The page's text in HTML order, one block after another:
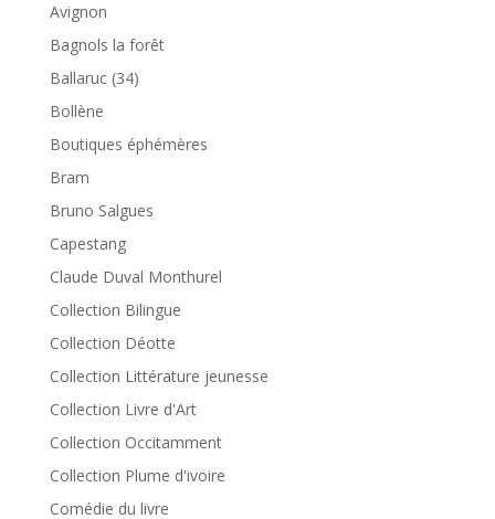
Avignon
Bagnols la forêt
Ballaruc (34)
Bollène
Boutiques éphémères
Bram
Bruno Salgues
Capestang
Claude Duval Monthurel
Collection Bilingue
Collection Déotte
Collection Littérature jeunesse
Collection Livre d'Art
Collection Occitamment
Collection Plume d'ivoire
Comédie du livre